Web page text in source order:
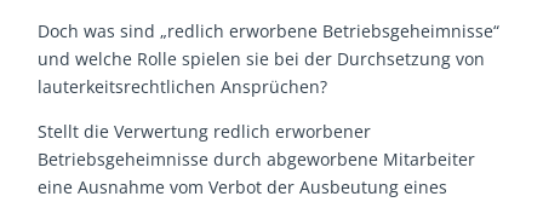
Doch was sind „redlich erworbene Betriebsgeheimnisse“
und welche Rolle spielen sie bei der Durchsetzung von
lauterkeitsrechtlichen Ansprüchen?
Stellt die Verwertung redlich erworbener
Betriebsgeheimnisse durch abgeworbene Mitarbeiter
eine Ausnahme vom Verbot der Ausbeutung eines